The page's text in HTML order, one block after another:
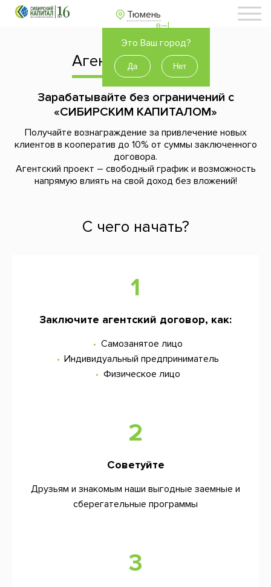
Тюмень
Это Ваш город?
Агентский проект
Зарабатывайте без ограничений с
«СИБИРСКИМ КАПИТАЛОМ»
Получайте вознаграждение за привлечение новых
клиентов в кооператив до 10% от суммы заключенного
договора.
Агентский проект – свободный график и возможность
напрямую влиять на свой доход без вложений!
С чего начать?
1
Заключите агентский договор, как:
Самозанятое лицо
Индивидуальный предприниматель
Физическое лицо
2
Советуйте
Друзьям и знакомым наши выгодные заемные и
сберегательные программы
3